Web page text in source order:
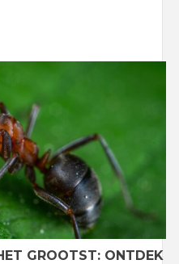
GROOTST: ONTDEK